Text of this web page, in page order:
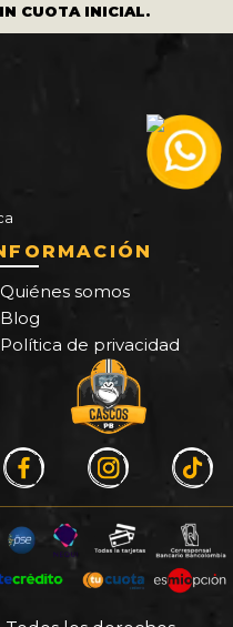
CUOTA INICIAL.
Quiénes somos
Blog
Política de privacidad